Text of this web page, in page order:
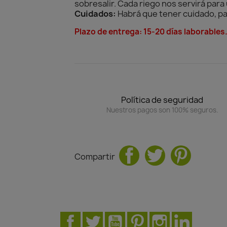
sobresalir. Cada riego nos servirá para
Cuidados: Habrá que tener cuidado,
Plazo de entrega: 15-20 días laborables.
Política de seguridad
Nuestros pagos son 100% seguros.
Compartir
Facebook
Twitter YouTubePinterestInstagram